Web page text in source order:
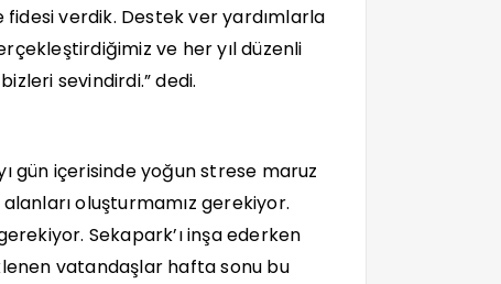
fidesi verdik. Destek ver yardımlarla
ve her yıl düzenli
sevindirdi.” dedi.
gün içerisinde yoğun strese maruz
oluşturmamız gerekiyor.
Sekapark’ı inşa ederken
vatandaşlar hafta sonu bu